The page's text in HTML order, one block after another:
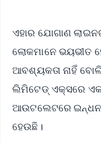
ଏହାର ଯୋଗାଣ
ଲୋକମାନେ ଭୟଭୀତ
ଆବଶ୍ୟକତା ନାହିଁ
ଲିମିଟେଡ୍ ଏକ୍ସରେ
ଆଉଟଲେଟରେ
ହେଉଛି।